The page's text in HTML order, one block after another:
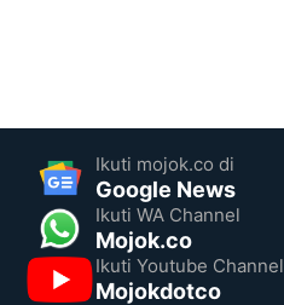
Ikuti mojok.co di
Google News
Ikuti WA Channel
Mojok.co
Ikuti Youtube Channel
Mojokdotco